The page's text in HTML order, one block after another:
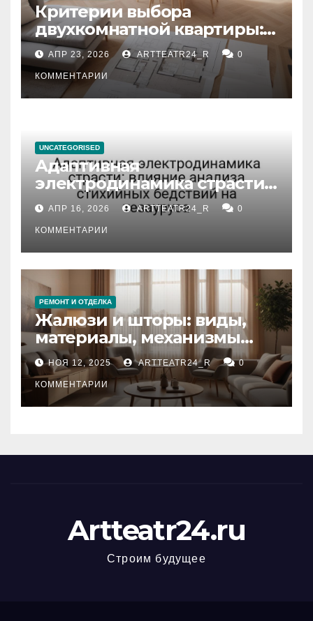
Критерии выбора
двухкомнатной квартиры:
планировка, площадь,
состояние и документация
АПР 23, 2026 ARTTEATR24_R 0
КОММЕНТАРИИ
UNCATEGORISED
Адаптивная
электродинамика страсти:
влияние анализа
стихийных бедствий на
тезауруса
АПР 16, 2026 ARTTEATR24_R 0
КОММЕНТАРИИ
РЕМОНТ И ОТДЕЛКА
Жалюзи и шторы: виды,
материалы, механизмы
управления и уход
НОЯ 12, 2025 ARTTEATR24_R 0
КОММЕНТАРИИ
Artteatr24.ru
Строим будущее